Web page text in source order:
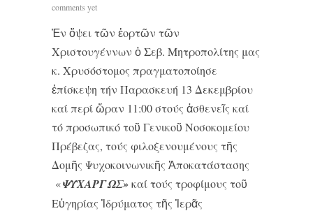
comments yet
Ἐν ὄψει τῶν ἑορτῶν τῶν
Χριστουγέννων ὁ Σεβ. Μητροπολίτης μας
κ. Χρυσόστομος πραγματοποίησε
ἐπίσκεψη τήν Παρασκευή 13 Δεκεμβρίου
καί περί ὥραν 11:00 στούς ἀσθενεῖς καί
τό προσωπικό τοῦ Γενικοῦ Νοσοκομείου
Πρέβεζας, τούς φιλοξενουμένους τῆς
Δομῆς Ψυχοκοινωνικῆς Ἀποκατάστασης
«ΨΥΧΑΡΓΩΣ»καί τούς τροφίμους τοῦ
Εὐγηρίας Ἱδρύματος τῆς Ἱερᾶς